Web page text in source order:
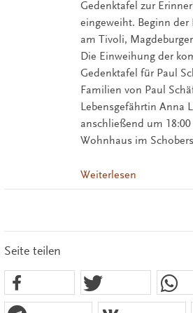
Gedenktafel zur
eingeweiht. Beginn der
am Tivoli,
Die Einweihung der
Gedenktafel für Paul
Familien von Paul
Lebensgefährtin Anna
anschließend um
Wohnhaus im
Weiterlesen
Seite teilen